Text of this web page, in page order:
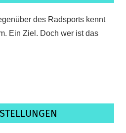
des Radsports kennt
Ein Ziel. Doch wer ist das